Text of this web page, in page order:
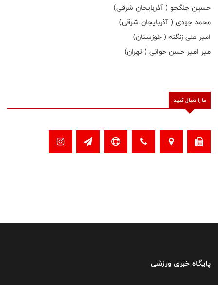
حسین جنگجو ( آذربایجان شرقی)
محمد جودی ( آذربایجان شرقی)
امیر علی زنگنه ( خوزستان)
میر امیر حسن جوانی ( تهران)
ما را دنبال کنید
پایگاه خبری ورزشی